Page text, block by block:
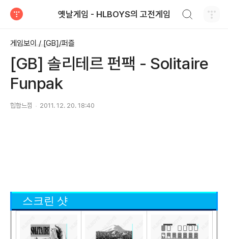
옛날게임 - HLBOYS의 고전게임
게임보이 / [GB]/퍼즐
[GB] 솔리테르 펀팩 - Solitaire
Funpak
힙합느낌 2011. 12. 20. 18:40
스크린 샷